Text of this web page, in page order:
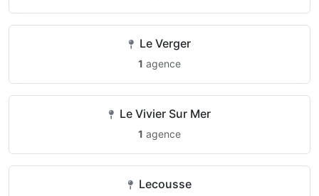
Le Verger
1 agence
Le Vivier Sur Mer
1 agence
Lecousse